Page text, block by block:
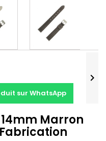

sur WhatsApp
Marron